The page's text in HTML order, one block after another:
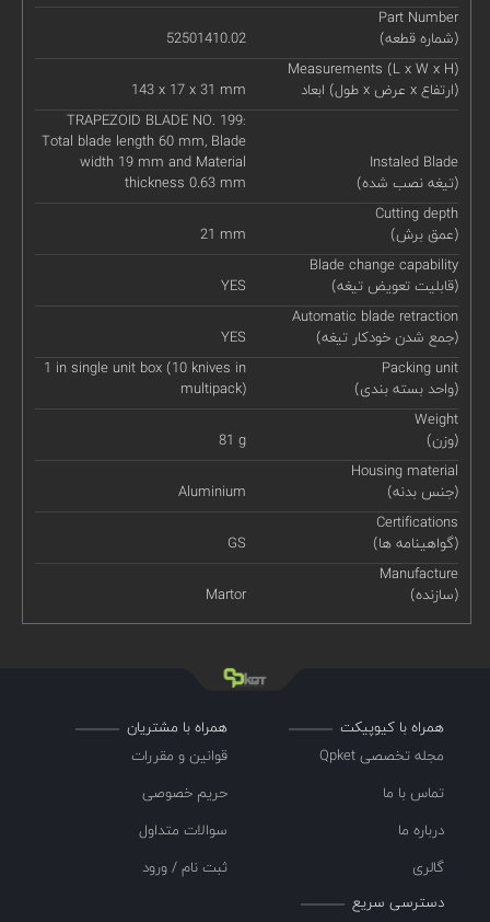
Part Number
(شماره قطعه)
52501410.02
Measurements (L x W x H)
ابعاد (طول x عرض x ارتفاع)
143 x 17 x 31 mm
Instaled Blade
(تیغه نصب شده)
TRAPEZOID BLADE NO. 199:
Total blade length 60 mm, Blade
width 19 mm and Material
thickness 0.63 mm
Cutting depth
(عمق برش)
21 mm
Blade change capability
(قابلیت تعویض تیغه)
YES
Automatic blade retraction
(جمع شدن خودکار تیغه)
YES
Packing unit
(واحد بسته بندی)
1 in single unit box (10 knives in
multipack)
Weight
(وزن)
81 g
Housing material
(جنس بدنه)
Aluminium
Certifications
(گواهینامه ها)
GS
Manufacture
(سازنده)
Martor
همراه با کیوپیکت
مجله تخصصی Qpket
تماس با ما
درباره ما
گالری
همراه با مشتریان
قوانین و مقررات
حریم خصوصی
سوالات متداول
ثبت نام / ورود
دسترسی سریع